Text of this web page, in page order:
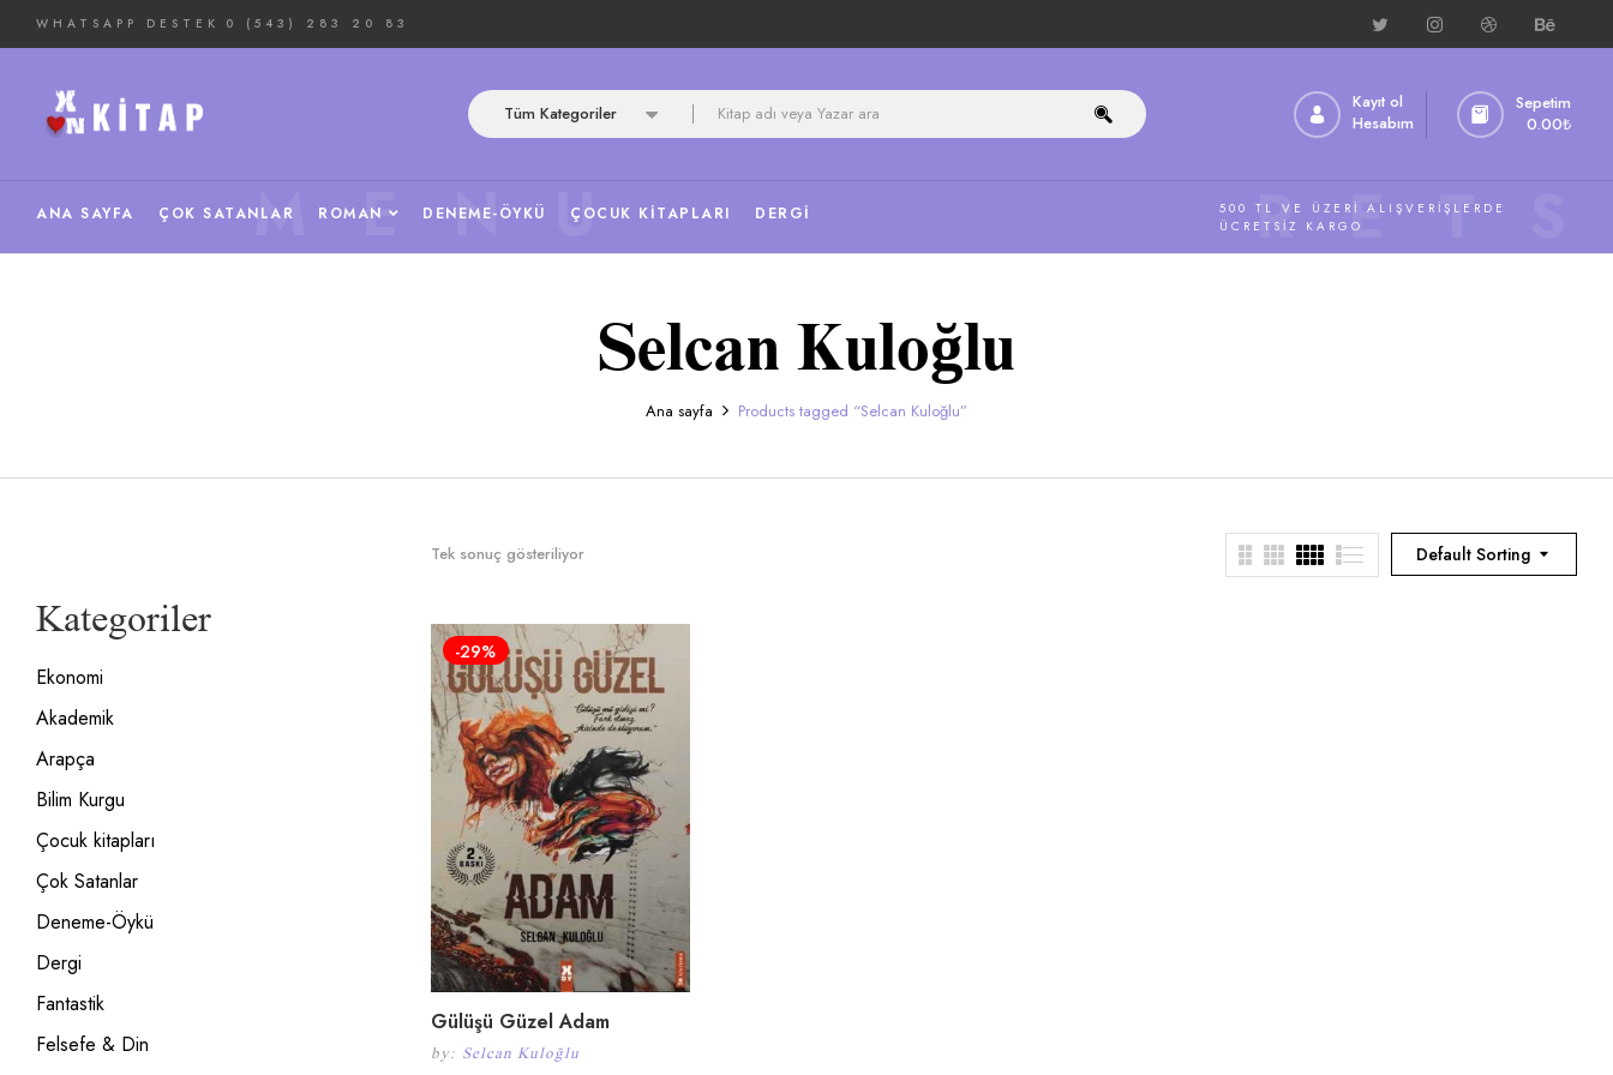
WHATSAPP DESTEK 0 (543) 283 20 83
Tüm Kategoriler
Kayıt ol
Hesabım
Sepetim
0.00₺
ANA SAYFA ÇOK SATANLAR ROMAN DENEME-ÖYKÜ ÇOCUK KITAPLARI DERGI
MENU
500 TL VE ÜZERI ALIŞVERIŞLERDE
ÜCRETSIZ KARGO
Selcan Kuloğlu
Ana sayfa Products tagged “Selcan Kuloğlu”
Kategoriler
Ekonomi
Akademik
Arapça
Bilim Kurgu
Çocuk kitapları
Çok Satanlar
Deneme-Öykü
Dergi
Fantastik
Felsefe & Din
Default Sorting
Tek sonuç gösteriliyor
-29%
Gülüşü Güzel Adam
by: Selcan Kuloğlu